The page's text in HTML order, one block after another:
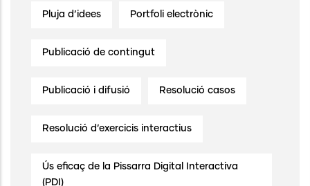
Pluja d’idees Portfoli electrònic
Publicació de contingut
Publicació i difusió Resolució casos
Resolució d’exercicis interactius
Ús eficaç de la Pissarra Digital Interactiva
(PDI)